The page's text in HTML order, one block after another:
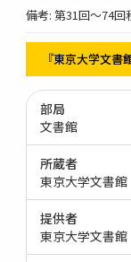
備考: 第31回～74回
『東京大学文
部局
文書館
所蔵者
東京大学文書館
提供者
東京大学文書館